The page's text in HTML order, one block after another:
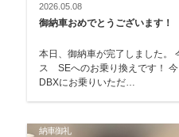
2026.05.08
御納車おめでとうございます！
本日、御納車が完了しました。 今回は、ランボルギーニ ウル
ス SEへのお乗り換えです！ 今までは、アストンマーティン
DBXにお乗りいただ…
納車御礼